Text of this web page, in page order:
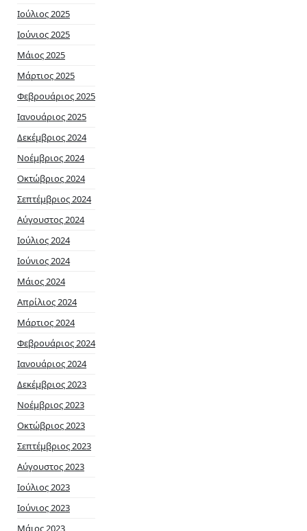
Ιούλιος 2025
Ιούνιος 2025
Μάιος 2025
Μάρτιος 2025
Φεβρουάριος 2025
Ιανουάριος 2025
Δεκέμβριος 2024
Νοέμβριος 2024
Οκτώβριος 2024
Σεπτέμβριος 2024
Αύγουστος 2024
Ιούλιος 2024
Ιούνιος 2024
Μάιος 2024
Απρίλιος 2024
Μάρτιος 2024
Φεβρουάριος 2024
Ιανουάριος 2024
Δεκέμβριος 2023
Νοέμβριος 2023
Οκτώβριος 2023
Σεπτέμβριος 2023
Αύγουστος 2023
Ιούλιος 2023
Ιούνιος 2023
Μάιος 2023